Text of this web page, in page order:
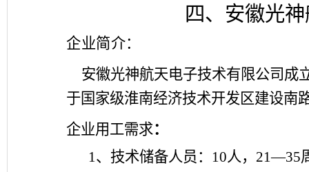
四、安徽光
企业简介：
安徽光神航天电子技术有限公司成
于国家级淮南经济技术开发区建设南
企业用工需求：
1、 技术储备人员： 10人， 21—35